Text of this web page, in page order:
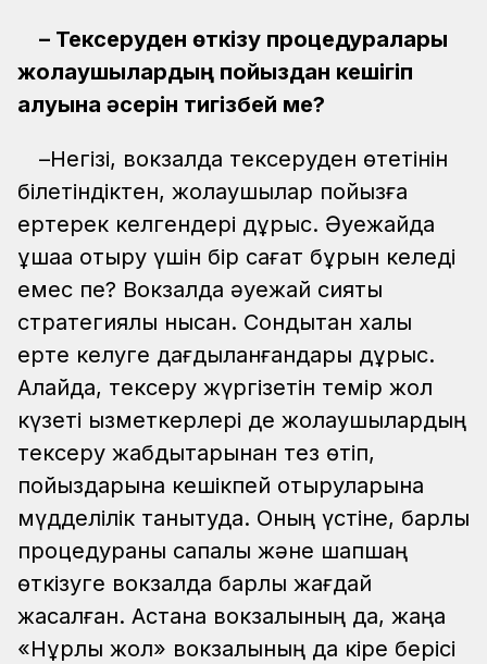
– Тексеруден өткізу процедуралары
жолаушылардың пойыздан кешігіп
қалуына әсерін тигізбей ме?
–Негізі, вокзалда тексеруден өтетінін
білетіндіктен, жолаушылар пойызға
ертерек келгендері дұрыс. Әуежайда
ұшаққа отыру үшін бір сағат бұрын келеді
емес пе? Вокзалда әуежай сияқты
стратегиялық нысан. Сондықтан халық
ерте келуге дағдыланғандары дұрыс.
Алайда, тексеру жүргізетін темір жол
күзеті қызметкерлері де жолаушылардың
тексеру жабдықтарынан тез өтіп,
пойыздарына кешікпей отыруларына
мүдделілік танытуда. Оның үстіне, барлық
процедураны сапалы және шапшаң
өткізуге вокзалда барлық жағдай
жасалған. Астана вокзалының да, жаңа
«Нұрлы жол» вокзалының да кіре берісі